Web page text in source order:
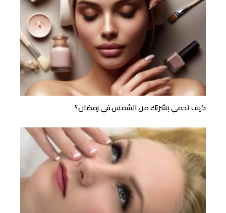
كيف تحمي بشرتك من الشمس في رمضان؟